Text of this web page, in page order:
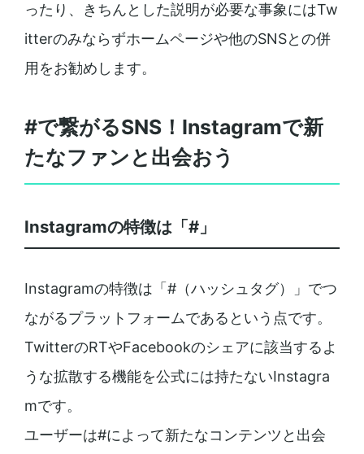
ったり、きちんとした説明が必要な事象にはTw
itterのみならずホームページや他のSNSとの併
用をお勧めします。
#で繋がるSNS！Instagramで新
たなファンと出会おう
Instagramの特徴は「#」
Instagramの特徴は「#（ハッシュタグ）」でつ
ながるプラットフォームであるという点です。
TwitterのRTやFacebookのシェアに該当するよ
うな拡散する機能を公式には持たないInstagra
mです。
ユーザーは#によって新たなコンテンツと出会